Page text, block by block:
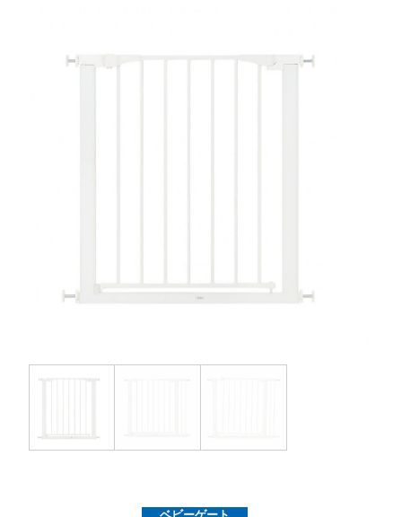
ママコラボ